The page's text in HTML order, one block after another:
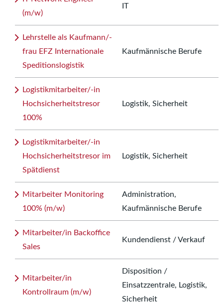
(m/w)
IT
Lehrstelle als Kaufmann/-
frau EFZ Internationale
Speditionslogistik
Kaufmännische Berufe
Logistikmitarbeiter/-in
Hochsicherheitstresor
100%
Logistik, Sicherheit
Logistikmitarbeiter/-in
Hochsicherheitstresor im
Spätdienst
Logistik, Sicherheit
Mitarbeiter Monitoring
100% (m/w)
Administration,
Kaufmännische Berufe
Mitarbeiter/in Backoffice
Sales
Kundendienst / Verkauf
Mitarbeiter/in
Kontrollraum (m/w)
Disposition /
Einsatzzentrale, Logistik,
Sicherheit